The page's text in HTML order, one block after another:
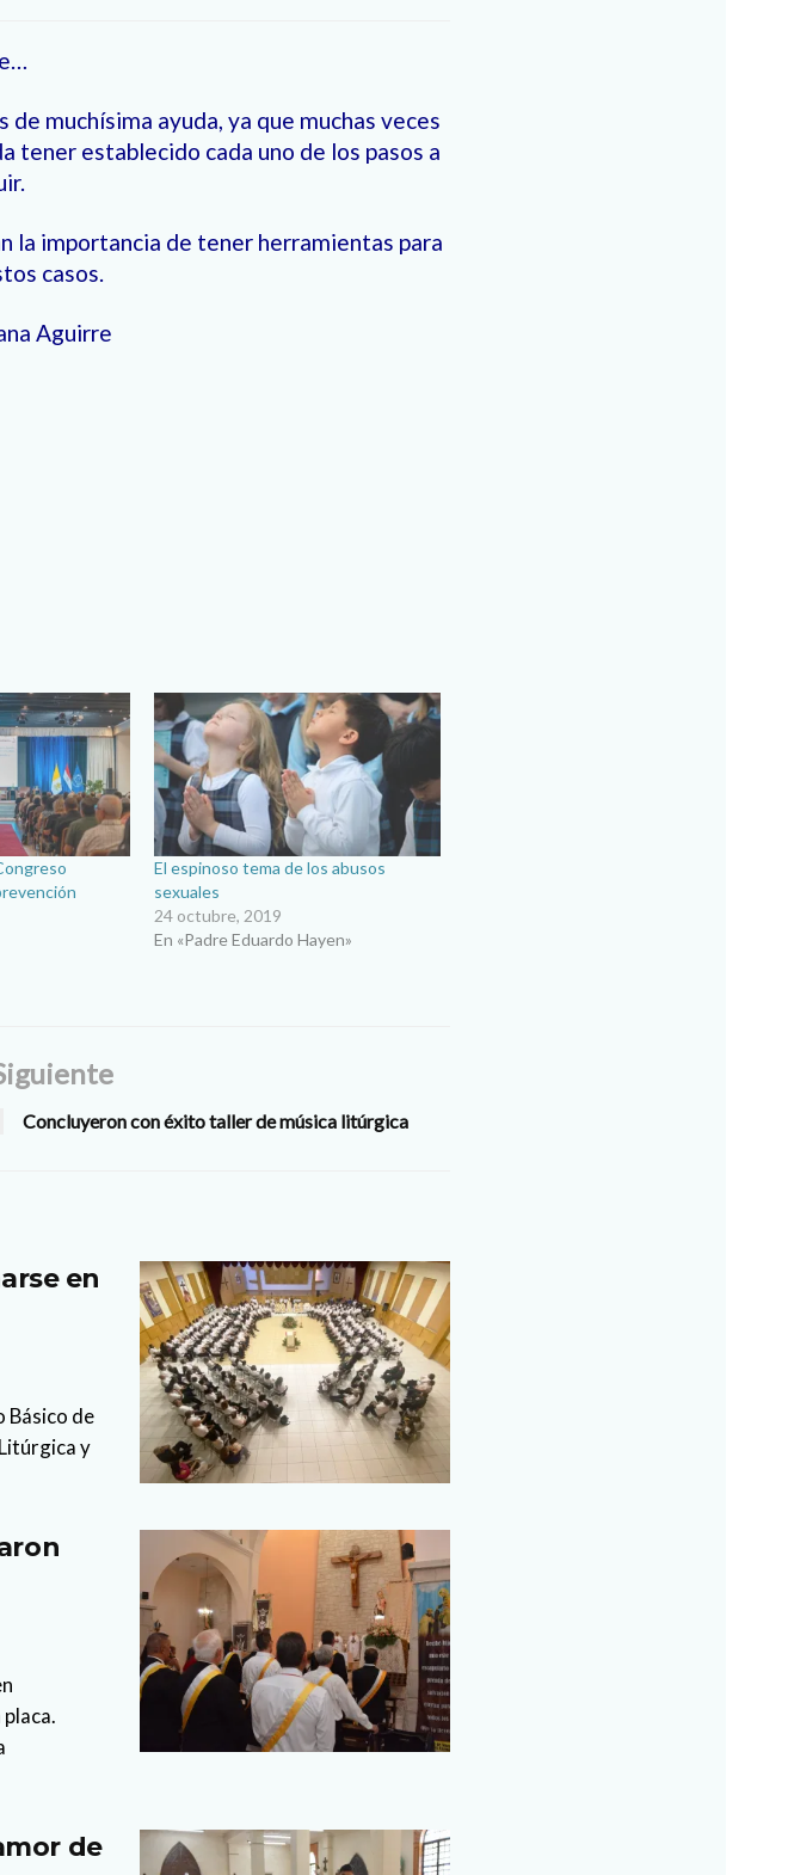
muchísima ayuda, ya que muchas veces
tener establecido cada uno de los pasos a
la importancia de tener herramientas para
casos.
Aguirre
El espinoso tema de los abusos
sexuales
24 octubre, 2019
En «Padre Eduardo Hayen»
Concluyeron con éxito taller de música litúrgica
en
Básico de
y
de